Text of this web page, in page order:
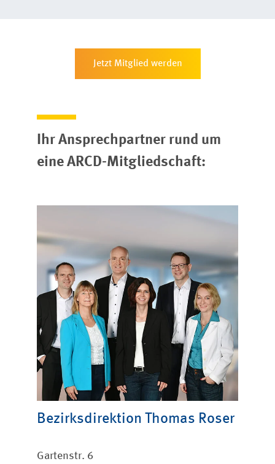
Jetzt Mitglied werden
Ihr Ansprechpartner rund um
eine ARCD-Mitgliedschaft:
Bezirksdirektion Thomas Roser
Gartenstr. 6